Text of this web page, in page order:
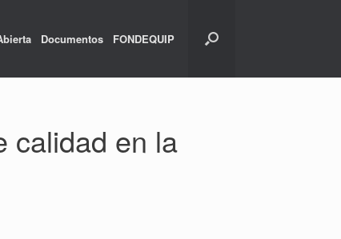
Documentos FONDEQUIP
calidad en la